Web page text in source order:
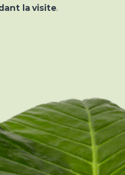
la visite.